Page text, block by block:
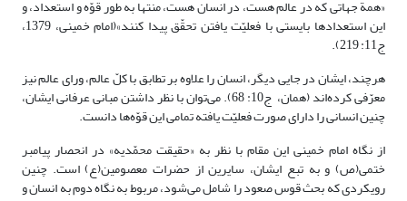
«همة جهاتی که در عالم هست، در انسان هست، منتها به طور قوّه و استعداد، و
این استعدادها بایستی با فعلیّت یافتن تحقّق پیدا کنند»(امام خمینی، 1379،
ج11: 219).
هرچند، ایشان در جایی دیگر، انسان را علاوه بر تطابق با کلّ عالم، ورای عالم نیز
معرّفی کرده‌اند (همان، ج10: 68). می‌توان با نظر داشتن مبانی عرفانی ایشان،
چنین انسانی را دارای صورت فعلیّت یافته تمامی این قوّه‌ها دانست.
از نگاه امام خمینی این مقام با نظر به «حقیقت محمّدیه» در انحصار پیامبر
ختمی(ص) و به تبع ایشان، سایرین از حضرات معصومین(ع) است. چنین
رویکردی که بحث قوس صعود را شامل می‌شود، مربوط به نگاه دوم به انسان و